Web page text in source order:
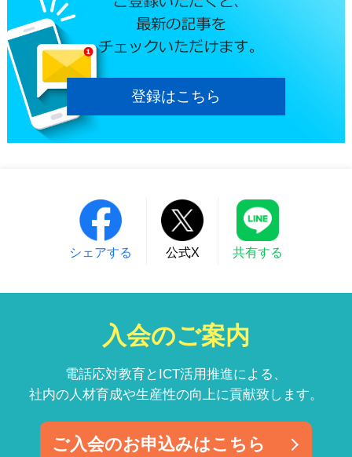
登録はこちら
シェアする 公式X 共有する
入会のご案内
電話応対教育とICT活用推進による、
社内の人材育成や生産性の向上に貢献致します。
ご入会のお申込みはこちら